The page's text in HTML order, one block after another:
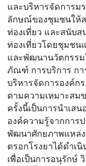
และบริหารจัดการ
ลักษณ์ของชุมชนให้
ท่องเที่ยว และสนับ
ท่องเที่ยวโดยชุมชน
และพัฒนานวัตกรร
ภัณฑ์ การบริการ กา
บริหารจัดการองค์ก
ตามความเหมาะสม
ครั้งนี้เป็นการนำเส
องค์ความรู้จากการ
พัฒนาศักยภาพแหล่
ตรอกโรงยาได้ดำเ
เพื่อเป็นการอนุรักษ์